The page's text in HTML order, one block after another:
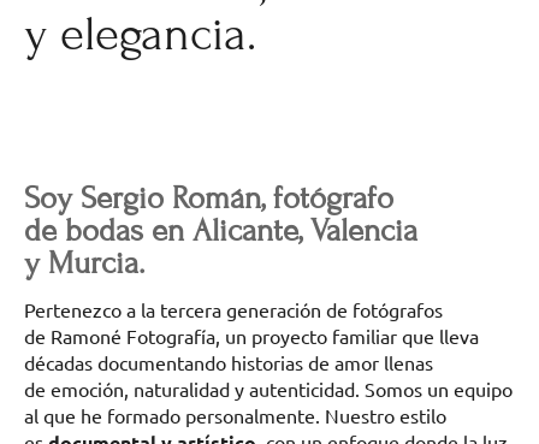
y elegancia.
Soy Sergio Román, fotógrafo
de bodas en Alicante, Valencia
y Murcia.
Pertenezco a la tercera generación de fotógrafos
de Ramoné Fotografía, un proyecto familiar que lleva
décadas documentando historias de amor llenas
de emoción, naturalidad y autenticidad. Somos un equipo
al que he formado personalmente. Nuestro estilo